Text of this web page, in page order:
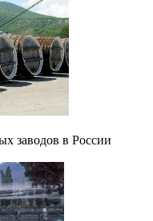
заводов в России